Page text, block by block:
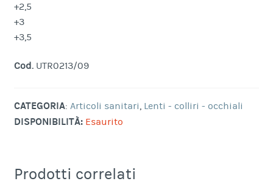
+2,5
+3
+3,5
Cod.UTR0213/09
CATEGORIA: Articoli sanitari, Lenti - colliri - occhiali
DISPONIBILITÀ: Esaurito
Prodotti correlati